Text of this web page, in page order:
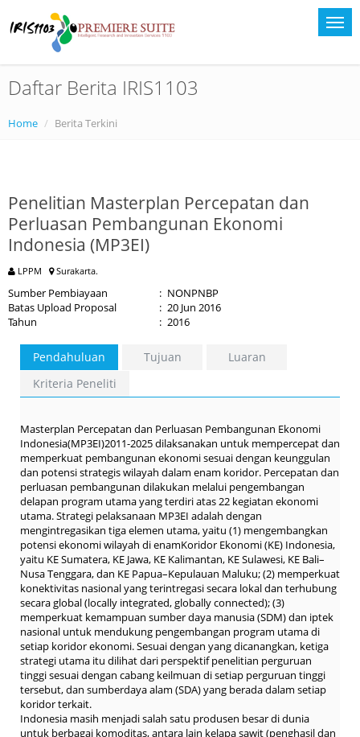
Daftar Berita IRIS1103
Home Berita Terkini
Penelitian Masterplan Percepatan dan
Perluasan Pembangunan Ekonomi
Indonesia (MP3EI)
LPPM Surakarta.
Sumber Pembiayaan : NONPNBP
Batas Upload Proposal
: 20 Jun 2016
Tahun
: 2016
Pendahuluan Tujuan
Luaran
Kriteria Peneliti
Masterplan Percepatan dan Perluasan Pembangunan Ekonomi
Indonesia(MP3EI)2011-2025 dilaksanakan untuk mempercepat dan
memperkuat pembangunan ekonomi sesuai dengan keunggulan
dan potensi strategis wilayah dalam enam koridor. Percepatan dan
perluasan pembangunan dilakukan melalui pengembangan
delapan program utama yang terdiri atas 22 kegiatan ekonomi
utama. Strategi pelaksanaan MP3EI adalah dengan
mengintregasikan tiga elemen utama, yaitu (1) mengembangkan
potensi ekonomi wilayah di enamKoridor Ekonomi (KE) Indonesia,
yaitu KE Sumatera, KE Jawa, KE Kalimantan, KE Sulawesi, KE Bali–
Nusa Tenggara, dan KE Papua–Kepulauan Maluku; (2) memperkuat
konektivitas nasional yang terintregasi secara lokal dan terhubung
secara global (locally integrated, globally connected); (3)
memperkuat kemampuan sumber daya manusia (SDM) dan iptek
nasional untuk mendukung pengembangan program utama di
setiap koridor ekonomi. Sesuai dengan yang dicanangkan, ketiga
strategi utama itu dilihat dari perspektif penelitian perguruan
tinggi sesuai dengan cabang keilmuan di setiap perguruan tinggi
tersebut, dan sumberdaya alam (SDA) yang berada dalam setiap
koridor terkait.
Indonesia masih menjadi salah satu produsen besar di dunia
untuk berbagai komoditas, antara lain kelapa sawit (penghasil dan